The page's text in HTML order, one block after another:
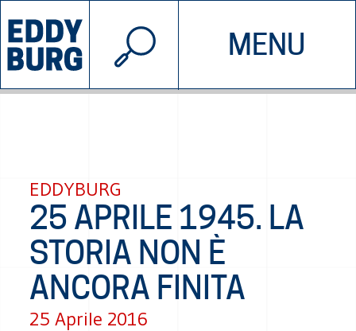
MENU
INIZIATIVE CHI SIAMO
© 2026 EDDYBURG
EDDYBURG
25 APRILE 1945. LA
STORIA NON È
ANCORA FINITA
25 Aprile 2016